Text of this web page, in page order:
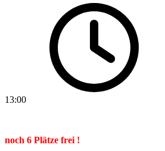
13:00
noch 6 Plätze frei !